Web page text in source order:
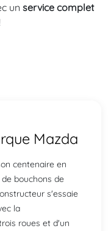
un service complet
Mazda
centenaire en
bouchons de
s'essaie
la
roues et d'un